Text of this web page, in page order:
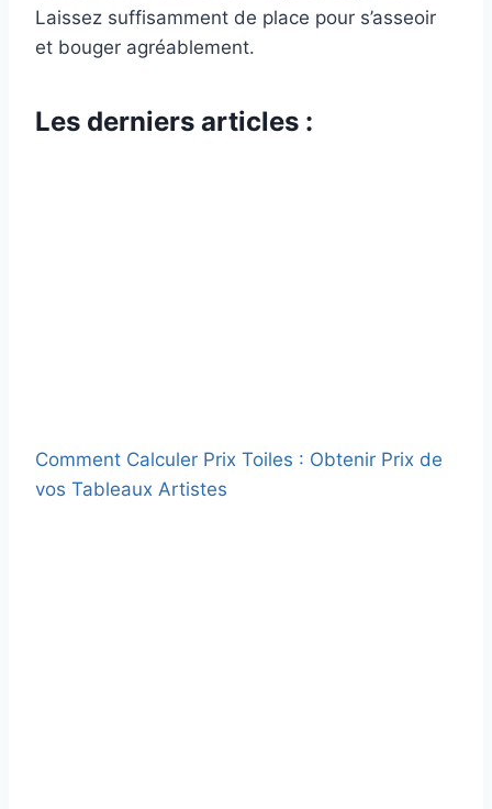
Laissez suffisamment de place pour s’asseoir
et bouger agréablement.
Les derniers articles :
Comment Calculer Prix Toiles : Obtenir Prix de
vos Tableaux Artistes